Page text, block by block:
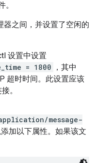
器之间，并设置了空闲的
设置中设置
= 1800
，其中
超时时间。此设置应该
。
message-
加以下属性。如果该文